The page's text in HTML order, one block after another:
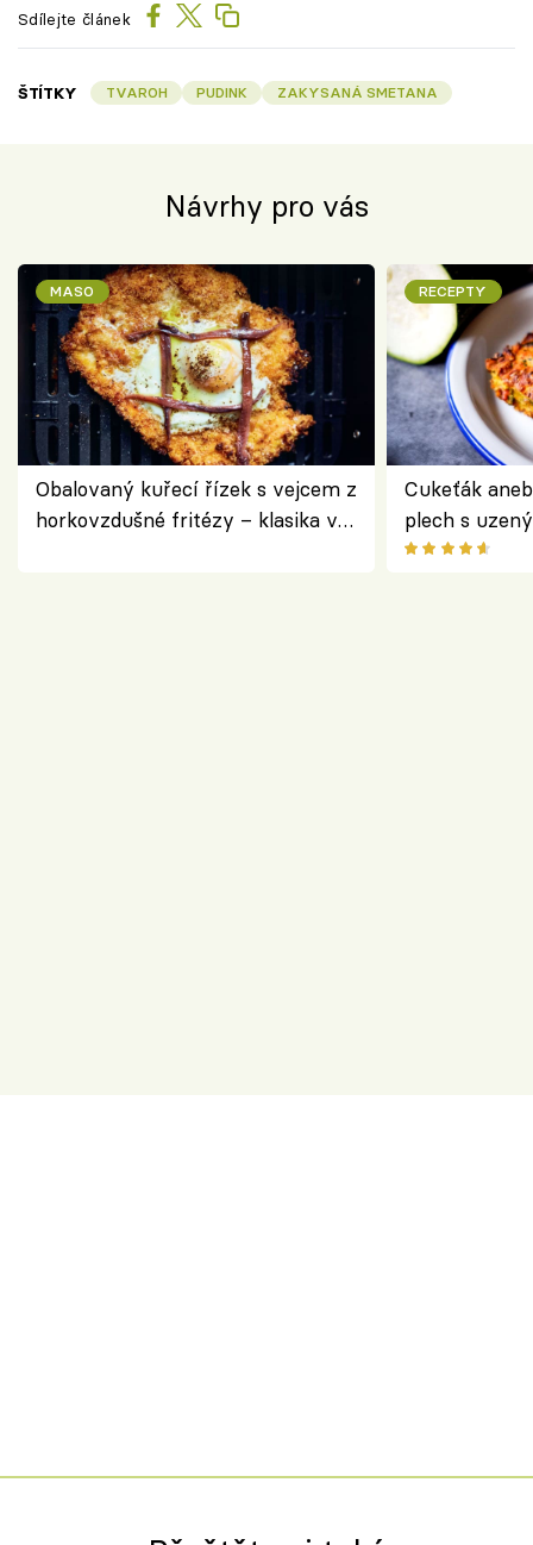
Sdílejte článek
ŠTÍTKY TVAROH PUDINK ZAKYSANÁ SMETANA
Návrhy pro vás
MASO
Obalovaný kuřecí řízek s vejcem z
horkovzdušné fritézy – klasika v
RECEPTY
Cukeťák
plech s
způsob, jak